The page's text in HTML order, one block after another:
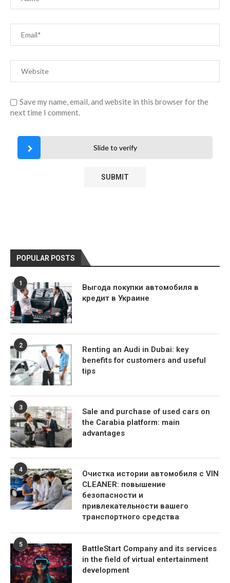
Save my name, email, and website in this browser for the
next time I comment.
Slide to verify
POPULAR POSTS
1
Выгода покупки автомобиля в
кредит в Украине
2
Renting an Audi in Dubai: key
benefits for customers and useful
tips
3
Sale and purchase of used cars on
the Carabia platform: main
advantages
4
Очистка истории автомобиля с VIN
CLEANER: повышение
безопасности и
привлекательности вашего
транспортного средства
5
BattleStart Company and its services
in the field of virtual entertainment
development